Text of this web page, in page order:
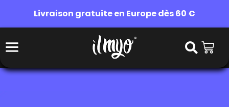
Livraison gratuite en Europe dès 60 €